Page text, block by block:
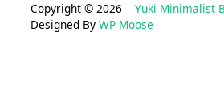
Copyright © 2026 Yuki Minimalist
Designed By WP Moose